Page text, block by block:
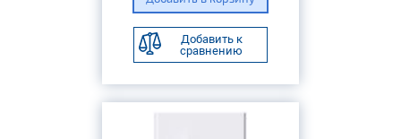
Добавить к
сравнению